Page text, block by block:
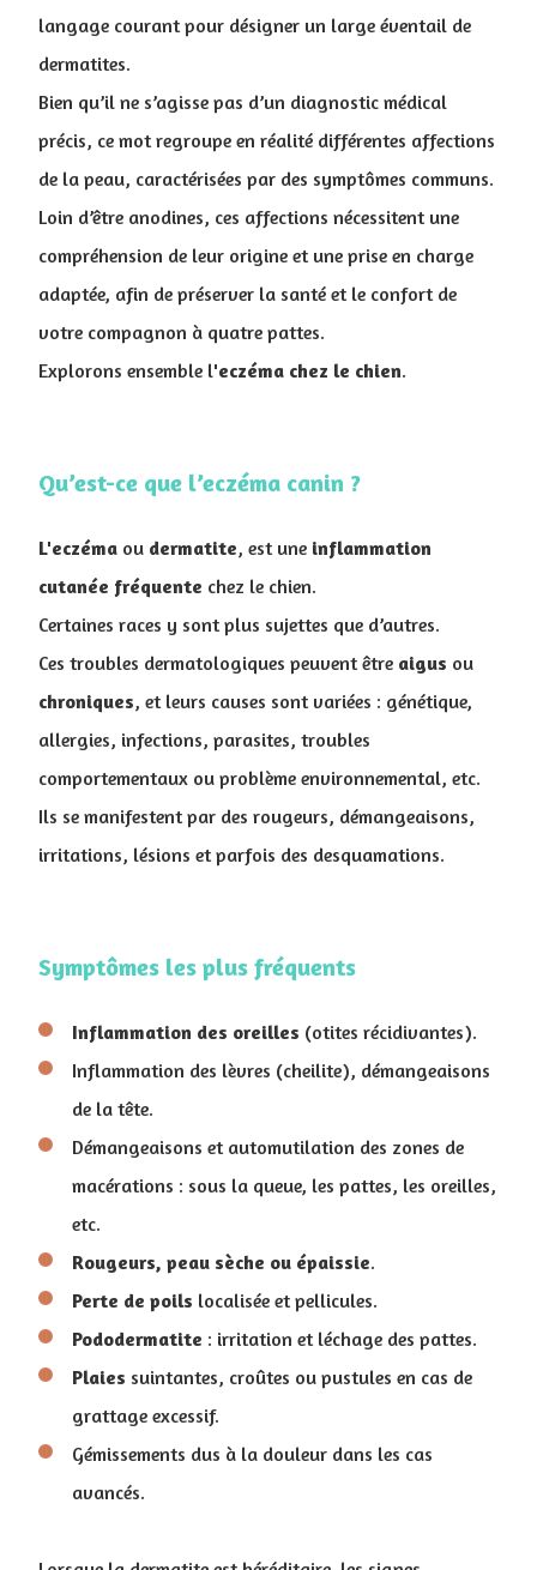
langage courant pour désigner un large éventail de
dermatites.
Bien qu’il ne s’agisse pas d’un diagnostic médical
précis, ce mot regroupe en réalité différentes affections
de la peau, caractérisées par des symptômes communs.
Loin d’être anodines, ces affections nécessitent une
compréhension de leur origine et une prise en charge
adaptée, afin de préserver la santé et le confort de
votre compagnon à quatre pattes.
Explorons ensemble l'eczéma chez le chien.
Qu’est-ce que l’eczéma canin ?
L'eczéma ou dermatite, est une inflammation
cutanée fréquente chez le chien.
Certaines races y sont plus sujettes que d’autres.
Ces troubles dermatologiques peuvent être aigus ou
chroniques, et leurs causes sont variées : génétique,
allergies, infections, parasites, troubles
comportementaux ou problème environnemental, etc.
Ils se manifestent par des rougeurs, démangeaisons,
irritations, lésions et parfois des desquamations.
Symptômes les plus fréquents
Inflammation des oreilles (otites récidivantes).
Inflammation des lèvres (cheilite), démangeaisons
de la tête.
Démangeaisons et automutilation des zones de
macérations : sous la queue, les pattes, les oreilles,
etc.
Rougeurs, peau sèche ou épaissie.
Perte de poils localisée et pellicules.
Pododermatite : irritation et léchage des pattes.
Plaies suintantes, croûtes ou pustules en cas de
grattage excessif.
Gémissements dus à la douleur dans les cas
avancés.